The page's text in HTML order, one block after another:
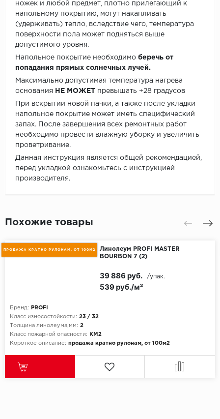
ножек и любой предмет, плотно прилегающий к
напольному покрытию, могут накапливать
(удерживать) тепло, вследствие чего, температура
поверхности пола может подняться выше
допустимого уровня.
Напольное покрытие необходимо беречь от
попадания прямых солнечных лучей.
Максимально допустимая температура нагрева
основания
НЕ МОЖЕТ превышать +28 градусов
При вскрытии новой пачки, а также после укладки
напольное покрытие может иметь специфический
запах. После завершения всех ремонтных работ
необходимо провести влажную уборку и увеличить
проветривание.
Данная инструкция является общей рекомендацией,
перед укладкой ознакомьтесь с инструкцией
производителя.
Похожие товары
ПРОДАЖА КРАТНО РУЛОНАМ, ОТ 100М2
Линолеум PROFI MASTER
BOURBON 7 (2)
Бренд:
PROFI
Класс износостойкости: 23 / 32
Толщина линолеума,мм: 2
Класс пожарной опасности:
КМ2
Короткое описание: продажа кратно рулонам, от 100м2
539 руб./м²
39 886 руб. /упак.